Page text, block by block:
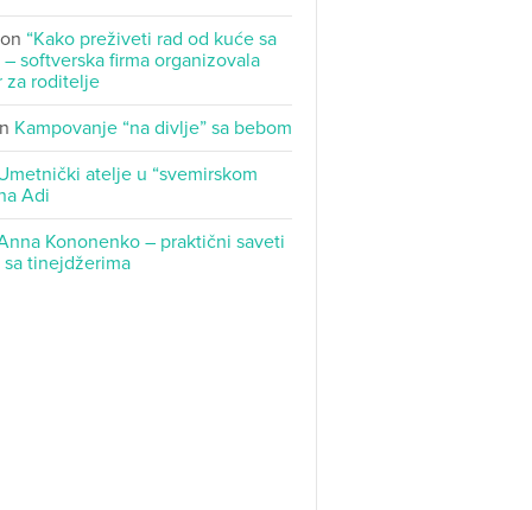
“Kako preživeti rad od kuće sa
– softverska firma organizovala
za roditelje
Kampovanje “na divlje” sa bebom
atelje u “svemirskom
Adi
Kononenko – praktični saveti
tinejdžerima